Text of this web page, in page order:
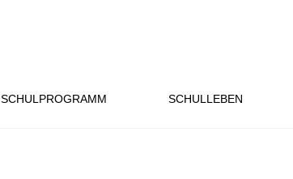
SCHULPROGRAMM SCHULLEBEN